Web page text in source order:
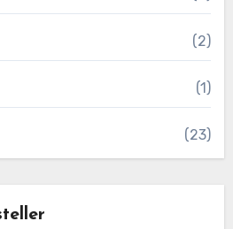
(2)
(1)
(23)